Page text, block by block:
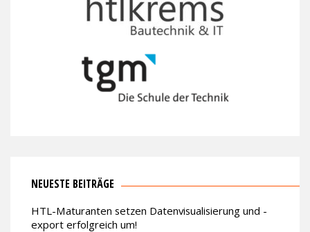
NEUESTE BEITRÄGE
HTL-Maturanten setzen Datenvisualisierung und -
export erfolgreich um!